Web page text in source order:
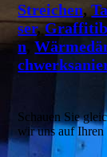
Streichen,
ser,
n ,
Schauen Sie
wir uns auf